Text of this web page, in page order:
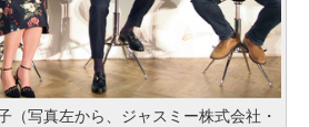
（写真左から、ジャスミー株式会社・